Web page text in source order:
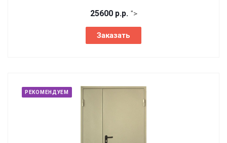
25600 р.р. ">
Заказать
РЕКОМЕНДУЕМ